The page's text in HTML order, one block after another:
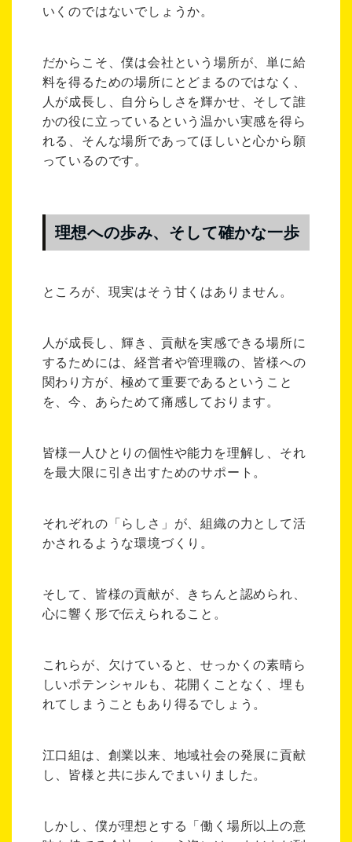
いくのではないでしょうか。
だからこそ、僕は会社という場所が、単に給
料を得るための場所にとどまるのではなく、
人が成長し、自分らしさを輝かせ、そして誰
かの役に立っているという温かい実感を得ら
れる、そんな場所であってほしいと心から願
っているのです。
理想への歩み、そして確かな一歩
ところが、現実はそう甘くはありません。
人が成長し、輝き、貢献を実感できる場所に
するためには、経営者や管理職の、皆様への
関わり方が、極めて重要であるということ
を、今、あらためて痛感しております。
皆様一人ひとりの個性や能力を理解し、それ
を最大限に引き出すためのサポート。
それぞれの「らしさ」が、組織の力として活
かされるような環境づくり。
そして、皆様の貢献が、きちんと認められ、
心に響く形で伝えられること。
これらが、欠けていると、せっかくの素晴ら
しいポテンシャルも、花開くことなく、埋も
れてしまうこともあり得るでしょう。
江口組は、創業以来、地域社会の発展に貢献
し、皆様と共に歩んでまいりました。
しかし、僕が理想とする「働く場所以上の意